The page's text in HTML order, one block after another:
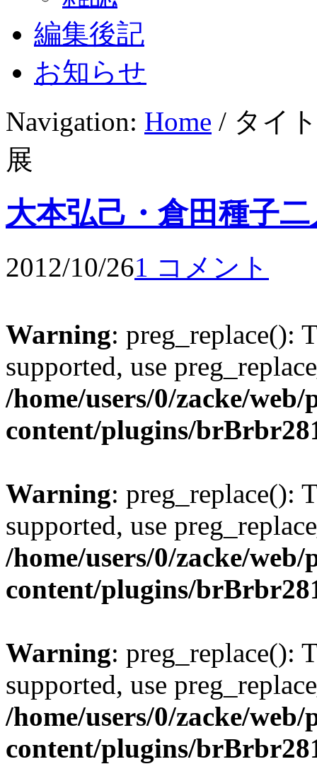
編集後記
お知らせ
Navigation: Home / タイ
展
大本弘己・倉田種子
2012/10/261 コメント
Warning: preg_replace():
supported, use
/home/users/0/zacke/
content/plugins/
Warning: preg_replace():
supported, use
/home/users/0/zacke/
content/plugins/
Warning: preg_replace():
supported, use
/home/users/0/zacke/
content/plugins/